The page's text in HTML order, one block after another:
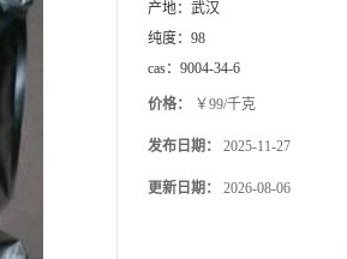
产地： 武汉
纯度： 98
cas： 9004-34-6
价格： ￥99/千克
发布日期： 2025-11-27
更新日期： 2026-08-06